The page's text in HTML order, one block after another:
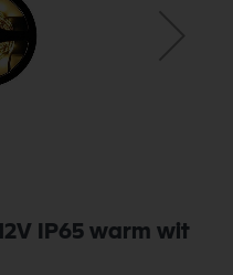
IP65 warm wit